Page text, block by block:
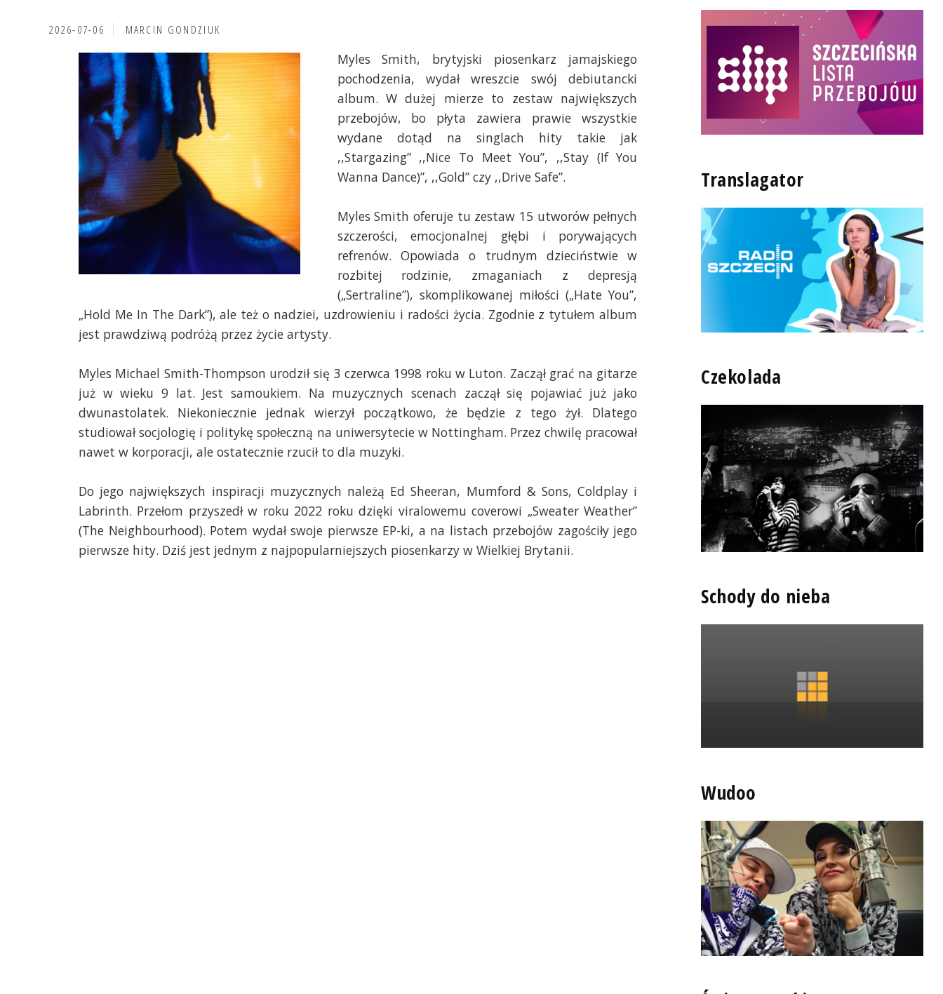
2026-07-06 MARCIN GONDZIUK
Myles Smith, brytyjski piosenkarz jamajskiego
pochodzenia, wydał wreszcie swój debiutancki
album. W dużej mierze to zestaw największych
przebojów, bo płyta zawiera prawie wszystkie
wydane dotąd na singlach hity takie jak
,,Stargazing” ,,Nice To Meet You”, ,,Stay (If You
Wanna Dance)”, ,,Gold” czy ,,Drive Safe”.
Myles Smith oferuje tu zestaw 15 utworów pełnych
szczerości, emocjonalnej głębi i porywających
refrenów. Opowiada o trudnym dzieciństwie w
rozbitej rodzinie, zmaganiach z depresją
(„Sertraline”), skomplikowanej miłości („Hate You”,
„Hold Me In The Dark”), ale też o nadziei, uzdrowieniu i radości życia. Zgodnie z tytułem album
jest prawdziwą podróżą przez życie artysty.
Myles Michael Smith-Thompson urodził się 3 czerwca 1998 roku w Luton. Zaczął grać na gitarze
już w wieku 9 lat. Jest samoukiem. Na muzycznych scenach zaczął się pojawiać już jako
dwunastolatek. Niekoniecznie jednak wierzył początkowo, że będzie z tego żył. Dlatego
studiował socjologię i politykę społeczną na uniwersytecie w Nottingham. Przez chwilę pracował
nawet w korporacji, ale ostatecznie rzucił to dla muzyki.
Do jego największych inspiracji muzycznych należą Ed Sheeran, Mumford & Sons, Coldplay i
Labrinth. Przełom przyszedł w roku 2022 roku dzięki viralowemu coverowi „Sweater Weather”
(The Neighbourhood). Potem wydał swoje pierwsze EP-ki, a na listach przebojów zagościły jego
pierwsze hity. Dziś jest jednym z najpopularniejszych piosenkarzy w Wielkiej Brytanii.
Translagator
Czekolada
Schody do nieba
Wudoo